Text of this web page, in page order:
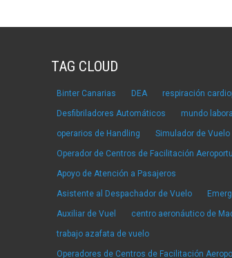
TAG CLOUD
Binter Canarias DEA respiración
Desfibriladores Automáticos mundo laboral
operarios de Handling Simulador de Vuelo
Operador de Centros de Facilitación
Apoyo de Atención a Pasajeros
Asistente al Despachador de Vuelo
Auxiliar de Vuel centro aeronáutico de
trabajo azafata de vuelo
Operadores de Centros de Facilitación